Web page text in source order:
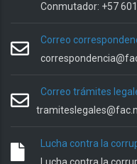
Conmutador: +57
Correo
Correo trámites
Lucha contra la